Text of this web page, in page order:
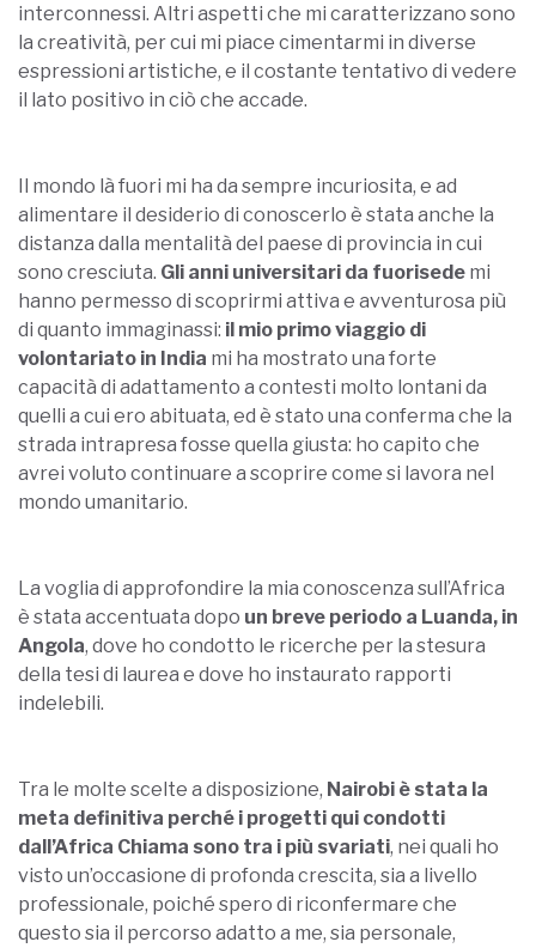
interconnessi. Altri aspetti che mi caratterizzano sono
la creatività, per cui mi piace cimentarmi in diverse
espressioni artistiche, e il costante tentativo di vedere
il lato positivo in ciò che accade.
Il mondo là fuori mi ha da sempre incuriosita, e ad
alimentare il desiderio di conoscerlo è stata anche la
distanza dalla mentalità del paese di provincia in cui
sono cresciuta. Gli anni universitari da fuorisede mi
hanno permesso di scoprirmi attiva e avventurosa più
di quanto immaginassi: il mio primo viaggio di
volontariato in India mi ha mostrato una forte
capacità di adattamento a contesti molto lontani da
quelli a cui ero abituata, ed è stato una conferma che la
strada intrapresa fosse quella giusta: ho capito che
avrei voluto continuare a scoprire come si lavora nel
mondo umanitario.
La voglia di approfondire la mia conoscenza sull’Africa
è stata accentuata dopo un breve periodo a Luanda, in
Angola, dove ho condotto le ricerche per la stesura
della tesi di laurea e dove ho instaurato rapporti
indelebili.
Tra le molte scelte a disposizione, Nairobi è stata la
meta definitiva perché i progetti qui condotti
dall’Africa Chiama sono tra i più svariati, nei quali ho
visto un’occasione di profonda crescita, sia a livello
professionale, poiché spero di riconfermare che
questo sia il percorso adatto a me, sia personale,